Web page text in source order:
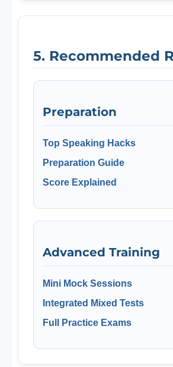
5. Recommended
Preparation
Top Speaking Hacks
Preparation Guide
Score Explained
Advanced Training
Mini Mock Sessions
Integrated Mixed Tests
Full Practice Exams